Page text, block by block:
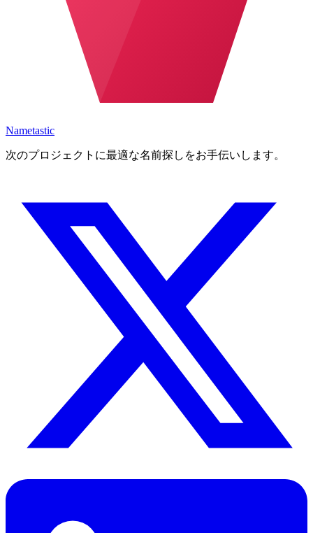
Nametastic
次のプロジェクトに最適な名前探しをお手伝いします。